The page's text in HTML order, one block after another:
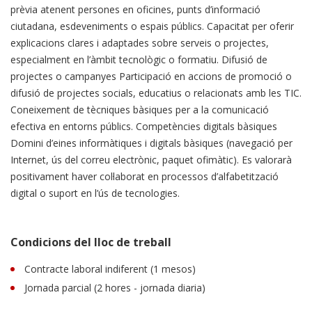
prèvia atenent persones en oficines, punts d’informació
ciutadana, esdeveniments o espais públics. Capacitat per oferir
explicacions clares i adaptades sobre serveis o projectes,
especialment en l’àmbit tecnològic o formatiu. Difusió de
projectes o campanyes Participació en accions de promoció o
difusió de projectes socials, educatius o relacionats amb les TIC.
Coneixement de tècniques bàsiques per a la comunicació
efectiva en entorns públics. Competències digitals bàsiques
Domini d’eines informàtiques i digitals bàsiques (navegació per
Internet, ús del correu electrònic, paquet ofimàtic). Es valorarà
positivament haver col·laborat en processos d’alfabetització
digital o suport en l’ús de tecnologies.
Condicions del lloc de treball
Contracte laboral indiferent (1 mesos)
Jornada parcial (2 hores - jornada diaria)